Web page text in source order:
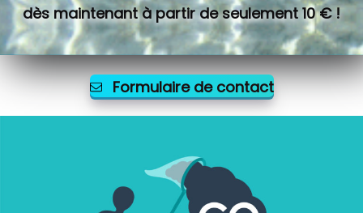
dès maintenant à partir de seulement 10 € !
Formulaire de contact